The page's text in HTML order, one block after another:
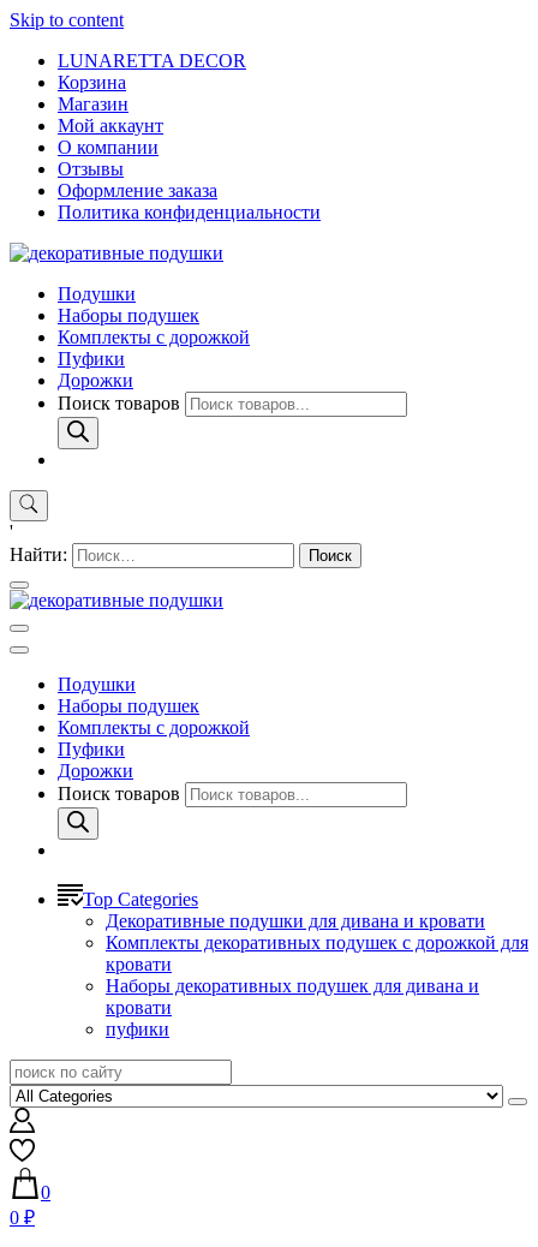
Skip to content
LUNARETTA DECOR
Корзина
Магазин
Мой аккаунт
О компании
Отзывы
Оформление заказа
Политика конфиденциальности
Подушки
Наборы подушек
Комплекты с дорожкой
Пуфики
Дорожки
Поиск товаров
'
Найти:
Подушки
Наборы подушек
Комплекты с дорожкой
Пуфики
Дорожки
Поиск товаров
Top Categories
Декоративные подушки для дивана и кровати
Комплекты декоративных подушек с дорожкой для
кровати
Наборы декоративных подушек для дивана и
кровати
пуфики
0
0 ₽